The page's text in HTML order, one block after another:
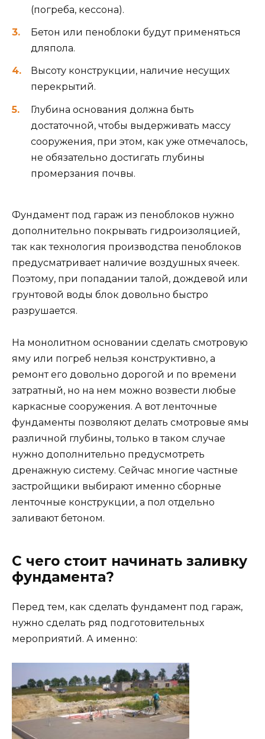
(погреба, кессона).
Бетон или пеноблоки будут применяться
дляпола.
Высоту конструкции, наличие несущих
перекрытий.
Глубина основания должна быть
достаточной, чтобы выдерживать массу
сооружения, при этом, как уже отмечалось,
не обязательно достигать глубины
промерзания почвы.
Фундамент под гараж из пеноблоков нужно
дополнительно покрывать гидроизоляцией,
так как технология производства пеноблоков
предусматривает наличие воздушных ячеек.
Поэтому, при попадании талой, дождевой или
грунтовой воды блок довольно быстро
разрушается.
На монолитном основании сделать смотровую
яму или погреб нельзя конструктивно, а
ремонт его довольно дорогой и по времени
затратный, но на нем можно возвести любые
каркасные сооружения. А вот ленточные
фундаменты позволяют делать смотровые ямы
различной глубины, только в таком случае
нужно дополнительно предусмотреть
дренажную систему. Сейчас многие частные
застройщики выбирают именно сборные
ленточные конструкции, а пол отдельно
заливают бетоном.
С чего стоит начинать заливку
фундамента?
Перед тем, как сделать фундамент под гараж,
нужно сделать ряд подготовительных
мероприятий. А именно: